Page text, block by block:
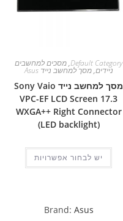
Default Category
,מסכים למחשבים
ניידים,מסך למחשב נייד Asus
מסך למחשב נייד Sony Vaio
VPC-EF LCD Screen 17.3
WXGA++ Right Connector
(LED backlight)
יש לבחור אפשרויות
Brand: Asus